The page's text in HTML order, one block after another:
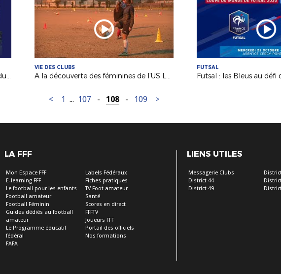
Coupe de France : J-1 avant le tirage du 7e tour !
VIE DES CLUBS
A la découverte des féminines de l'US Le Pellerin (D44)
FUTSAL
Futsal : les Bleus au défi
< 1 ... 107 - 108 - 109 >
LA FFF
Mon Espace FFF
E-learning FFF
Le football pour les enfants
Football amateur
Football Féminin
Guides dédiés au football
amateur
Le Programme éducatif
fédéral
FAFA
Labels Fédéraux
Fiches pratiques
TV Foot amateur
Santé
Scores en direct
FFFTV
Joueurs FFF
Portail des officiels
Nos formations
LIENS UTILES
Messagerie Clubs
District 44
District 49